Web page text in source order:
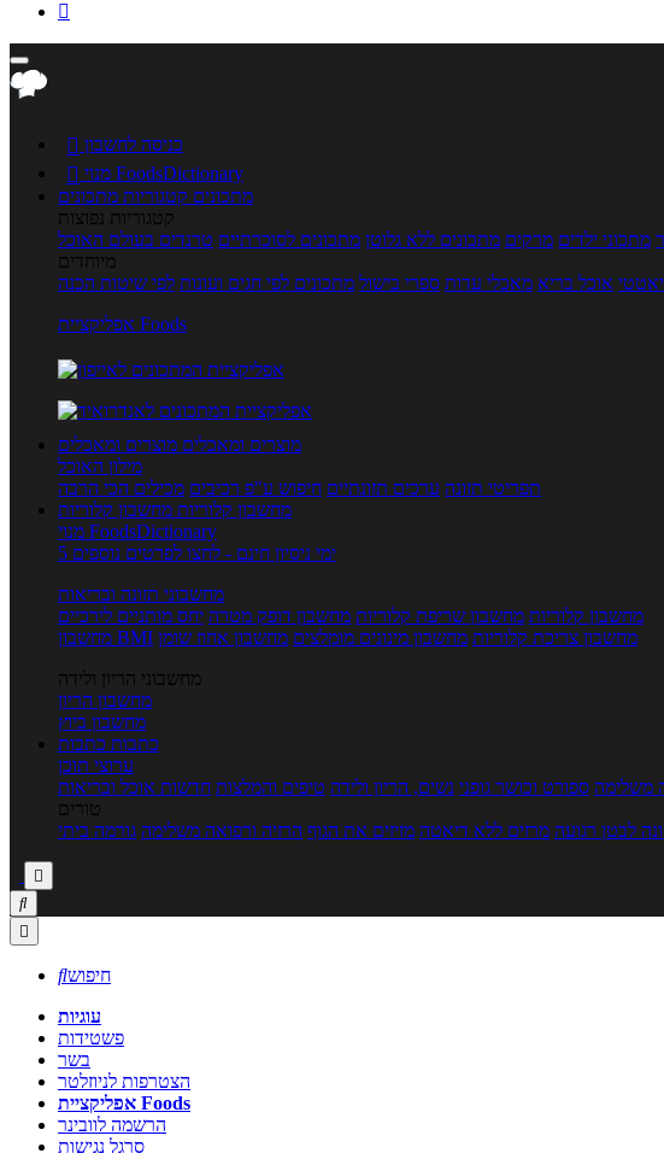

 כניסה לחשבון

מנוי FoodsDictionary
מתכונים קטגוריות מתכונים
קטגוריות נפוצות
מתכוני ילדים מרקים מתכונים ללא גלוטן מתכונים לסוכרתיים טרנדים בעולם האוכל
מיוחדים
אוכל בריא מאכלי עדות ספרי בישול מתכונים לפי חגים ועונות לפי שיטות הכנה
אפליקציית Foods
מוצרים ומאכלים מוצרים ומאכלים
מילון האוכל
תפריטי תזונה ערכים תזונתיים חיפוש ע"פ רכיבים מכילים הכי הרבה
מחשבון קלוריות מחשבון קלוריות
מנוי FoodsDictionary
5 ימי ניסיון חינם - לחצו לפרטים נוספים
מחשבוני תזונה ובריאות
מחשבון קלוריות מחשבון שריפת קלוריות מחשבון דופק מטרה יחס מותניים לירכיים
מחשבון BMI
מחשבון צריכת קלוריות מחשבון מינונים מומלצים מחשבון אחוז שומן
מחשבוני הריון ולידה
מחשבון הריון
מחשבון ביוץ
כתבות כתבות
ערוצי תוכן
משלימה ספורט וכושר גופני נשים, הריון ולידה טיפים והמלצות חדשות אוכל ובריאות
טורים
לבטן רגועה מרזים ללא דיאטה מזיזים את הגוף הרזיה ורפואה משלימה גורמה ביתי



חיפוש
עוגיות
פשטידות
בשר
הצטרפות לניוזלטר
אפליקציית Foods
הרשמה לוובינר
סרגל נגישות